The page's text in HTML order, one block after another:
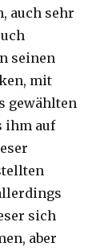
auch sehr
seinen
mit
gewählten
ihm auf
sich
aber